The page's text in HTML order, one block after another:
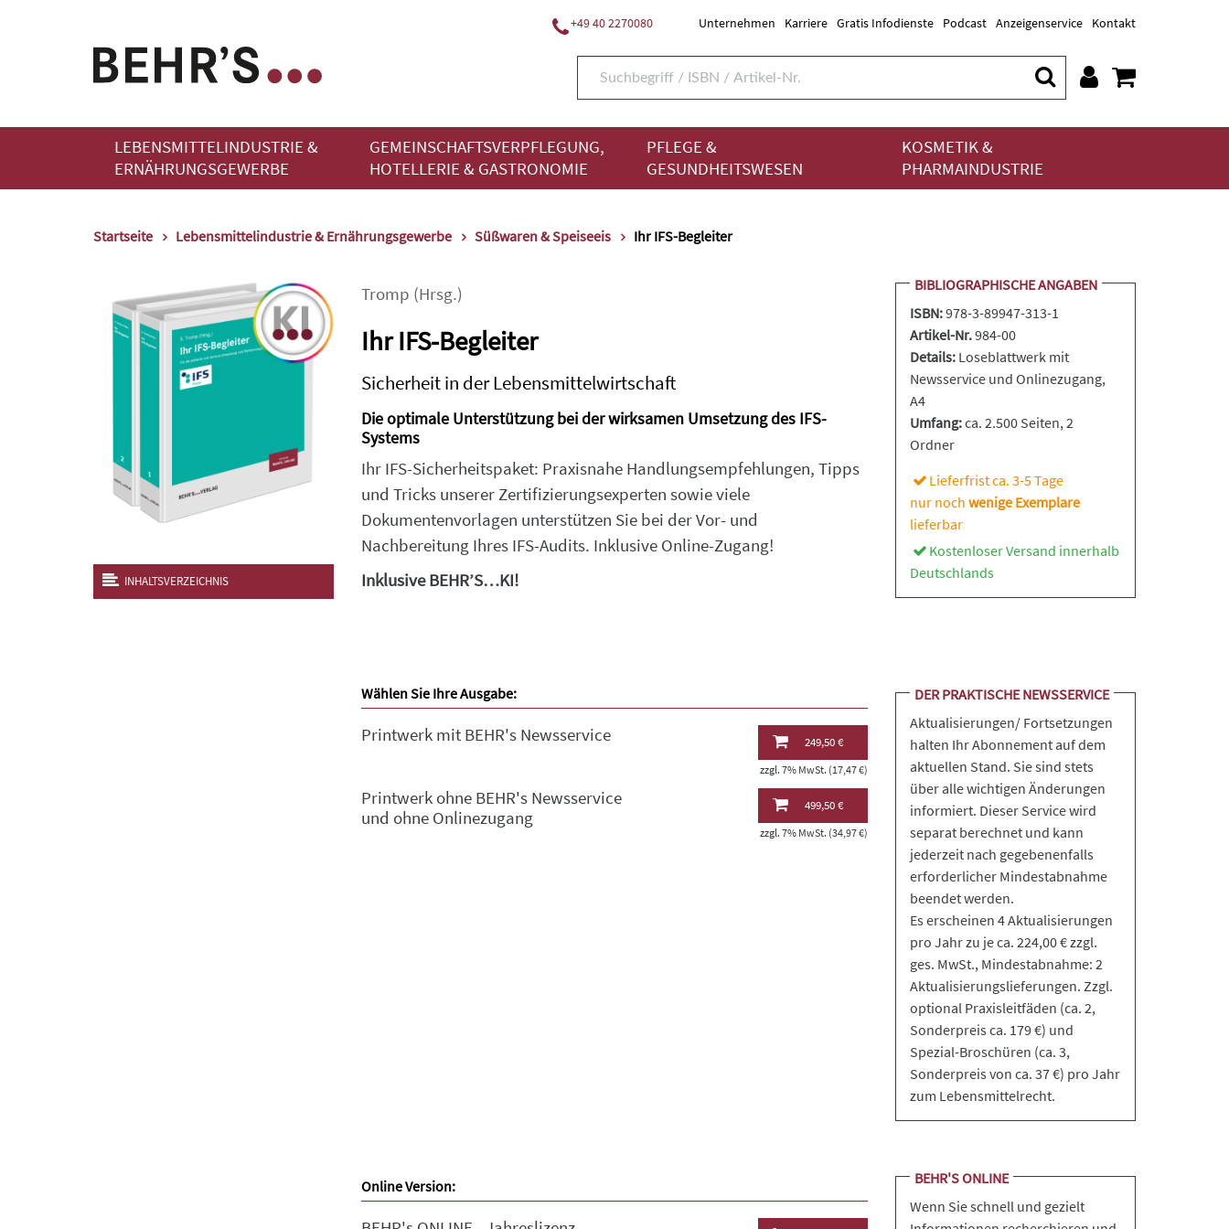
+49 40 2270080 Unternehmen Karriere Gratis Infodienste Podcast Anzeigenservice Kontakt
LEBENSMITTELINDUSTRIE &
ERNÄHRUNGSGEWERBE
GEMEINSCHAFTSVERPFLEGUNG,
HOTELLERIE & GASTRONOMIE
PFLEGE &
GESUNDHEITSWESEN
KOSMETIK &
PHARMAINDUSTRIE
Startseite Lebensmittelindustrie & Ernährungsgewerbe Süßwaren & Speiseeis Ihr IFS-Begleiter
INHALTSVERZEICHNIS
Tromp (Hrsg.)
Ihr IFS-Begleiter
Sicherheit in der Lebensmittelwirtschaft
Die optimale Unterstützung bei der wirksamen Umsetzung des IFS-
Systems
Ihr IFS-Sicherheitspaket: Praxisnahe Handlungsempfehlungen, Tipps
und Tricks unserer Zertifizierungsexperten sowie viele
Dokumentenvorlagen unterstützen Sie bei der Vor- und
Nachbereitung Ihres IFS-Audits. Inklusive Online-Zugang!
Inklusive BEHR’S…KI!
BIBLIOGRAPHISCHE ANGABEN
ISBN:978-3-89947-313-1
Artikel-Nr.984-00
Details: Loseblattwerk mit
Newsservice und Onlinezugang,
A4
Umfang:ca. 2.500 Seiten, 2
Ordner
Lieferfrist ca. 3-5 Tage
nur nochwenige Exemplare
lieferbar
Kostenloser Versand innerhalb
Deutschlands
Wählen Sie Ihre Ausgabe:
Printwerk mit BEHR's Newsservice 249,50 €
zzgl. 7% MwSt. (17,47 €)
Printwerk ohne BEHR's Newsservice
und ohne Onlinezugang
499,50 €
zzgl. 7% MwSt. (34,97 €)
DER PRAKTISCHE NEWSSERVICE
Aktualisierungen/ Fortsetzungen
halten Ihr Abonnement auf dem
aktuellen Stand. Sie sind stets
über alle wichtigen Änderungen
informiert. Dieser Service wird
separat berechnet und kann
jederzeit nach gegebenenfalls
erforderlicher Mindestabnahme
beendet werden.
Es erscheinen 4 Aktualisierungen
pro Jahr zu je ca. 224,00 € zzgl.
ges. MwSt., Mindestabnahme: 2
Aktualisierungslieferungen. Zzgl.
optional Praxisleitfäden (ca. 2,
Sonderpreis ca. 179 €) und
Spezial-Broschüren (ca. 3,
Sonderpreis von ca. 37 €) pro Jahr
zum Lebensmittelrecht.
Online Version:
BEHR'S ONLINE
Wenn Sie schnell und gezielt